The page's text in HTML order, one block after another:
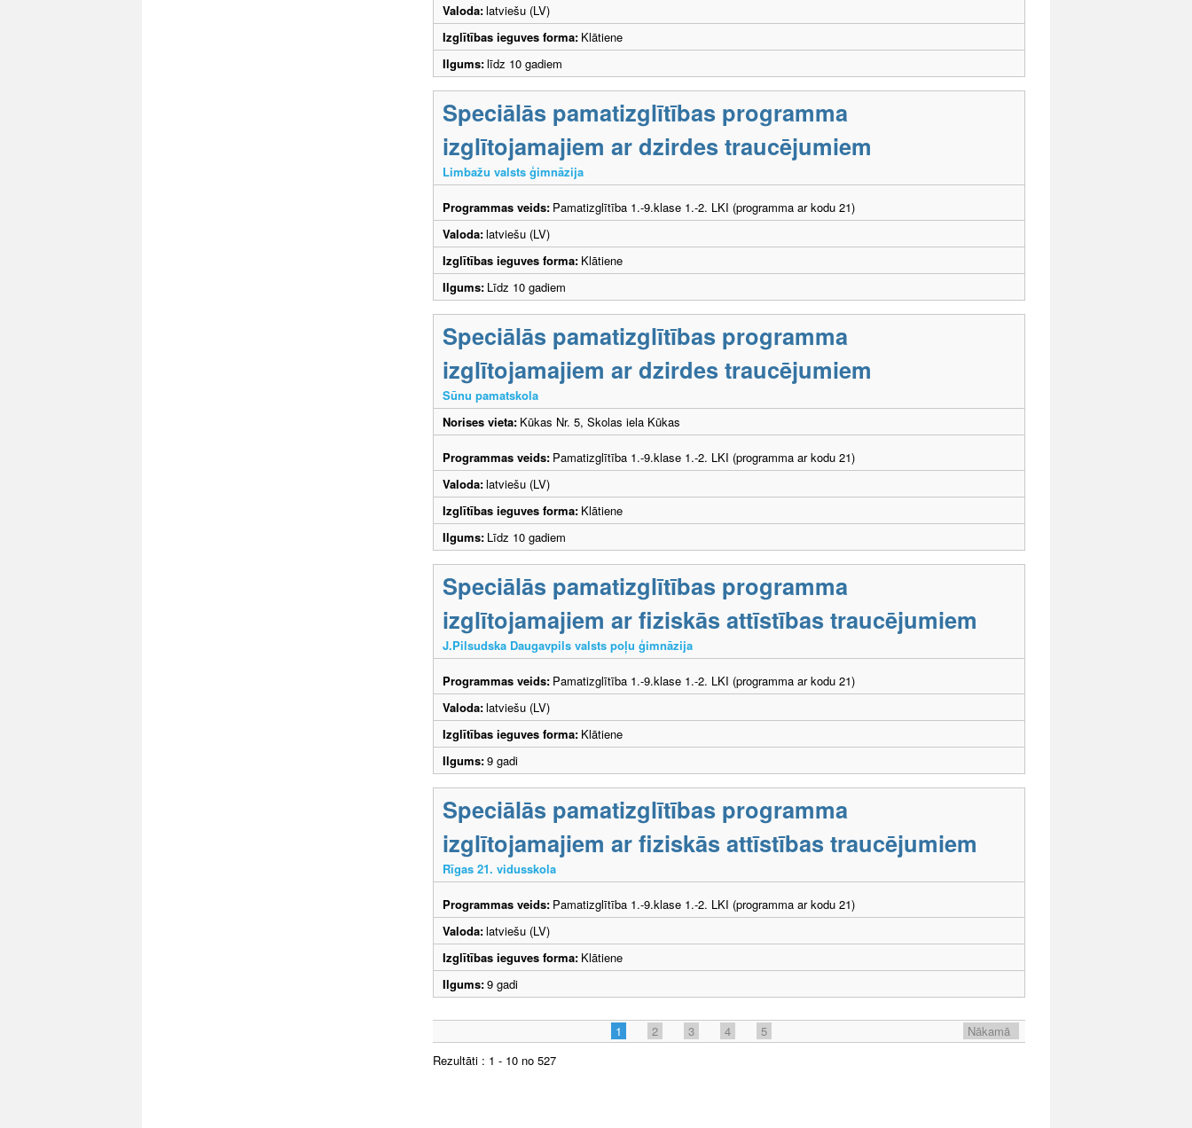
Valoda:latviešu (LV)
Izglītības ieguves forma: Klātiene
Ilgums:līdz 10 gadiem
Speciālās pamatizglītības programma
izglītojamajiem ar dzirdes traucējumiem
Limbažu valsts ģimnāzija
Programmas veids: Pamatizglītība 1.-9.klase 1.-2. LKI (programma ar kodu 21)
Valoda:latviešu (LV)
Izglītības ieguves forma: Klātiene
Ilgums: Līdz 10 gadiem
Speciālās pamatizglītības programma
izglītojamajiem ar dzirdes traucējumiem
Sūnu pamatskola
Norises vieta: Kūkas Nr. 5, Skolas iela Kūkas
Programmas veids: Pamatizglītība 1.-9.klase 1.-2. LKI (programma ar kodu 21)
Valoda:latviešu (LV)
Izglītības ieguves forma: Klātiene
Ilgums: Līdz 10 gadiem
Speciālās pamatizglītības programma
izglītojamajiem ar fiziskās attīstības traucējumiem
J.Pilsudska Daugavpils valsts poļu ģimnāzija
Programmas veids: Pamatizglītība 1.-9.klase 1.-2. LKI (programma ar kodu 21)
Valoda:latviešu (LV)
Izglītības ieguves forma: Klātiene
Ilgums:9 gadi
Speciālās pamatizglītības programma
izglītojamajiem ar fiziskās attīstības traucējumiem
Rīgas 21. vidusskola
Programmas veids: Pamatizglītība 1.-9.klase 1.-2. LKI (programma ar kodu 21)
Valoda:latviešu (LV)
Izglītības ieguves forma: Klātiene
Ilgums:9 gadi
1 2 3 4 5
Nākamā
Rezultāti : 1 - 10 no 527